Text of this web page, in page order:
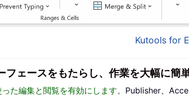
Kutools for
ェースをもたらし、作業を大幅に簡
た編集と閲覧を有効にします。 Publisher、